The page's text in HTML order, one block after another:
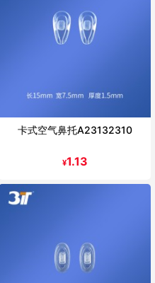
卡式空气鼻托A23132310
¥1.13